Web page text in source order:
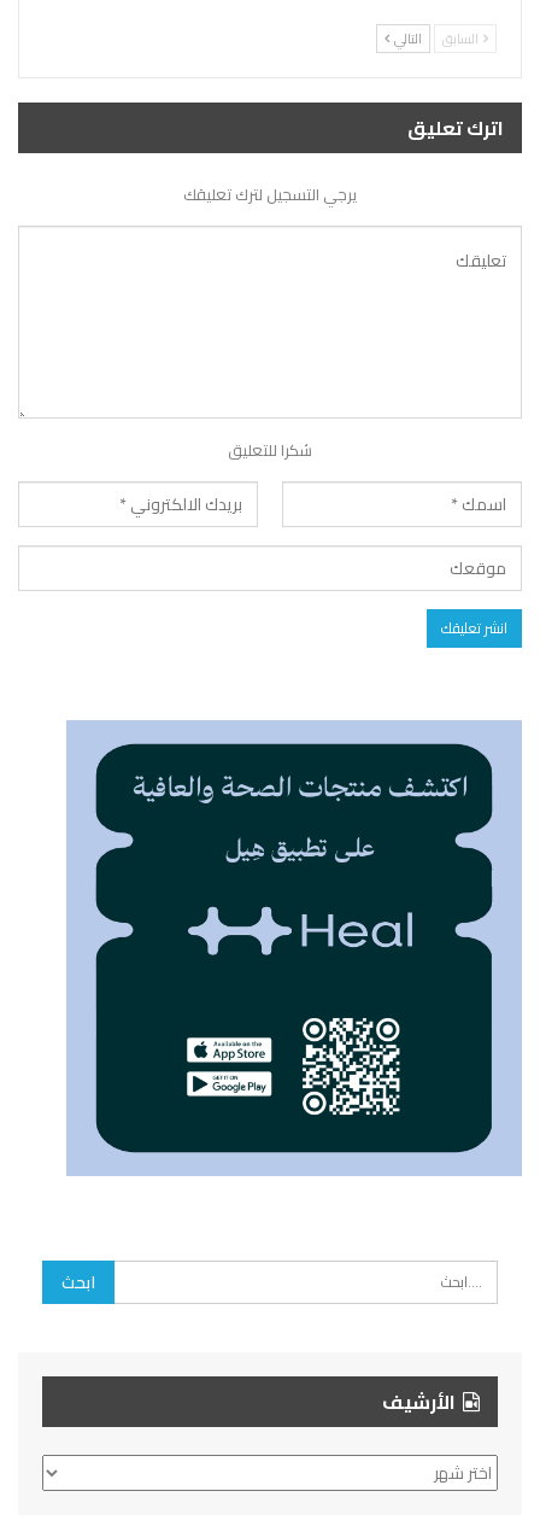
السابق التالي
اترك تعليق
يرجي التسجيل لترك تعليقك
شكرا للتعليق
الأرشيف
الأرشيف